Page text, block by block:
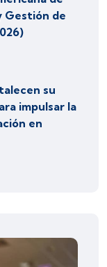
Gestión de
su
impulsar la
en